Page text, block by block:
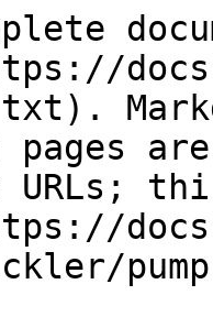
pages
URLs;